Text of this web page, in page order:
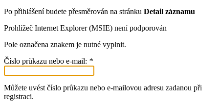
Po přihlášení budete přesměrován na stránku Detail záznamu
Prohlížeč Internet Explorer (MSIE) není podporován
Pole označena znakem je nutné vyplnit.
Číslo průkazu nebo e-mail: *
Můžete uvést číslo průkazu nebo e-mailovou adresu zadanou při
registraci.